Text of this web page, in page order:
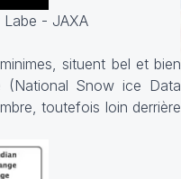
- JAXA
situent bel et bien
(National Snow ice Data
toutefois loin derrière